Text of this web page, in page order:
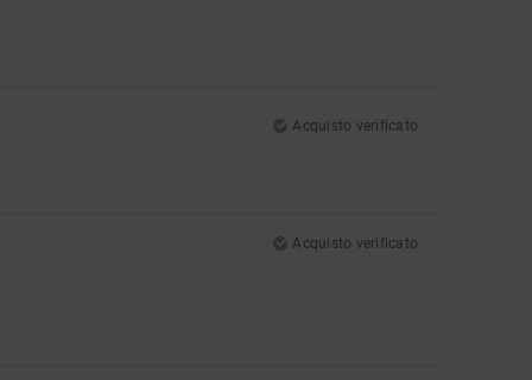
Acquisto verificato
Acquisto verificato